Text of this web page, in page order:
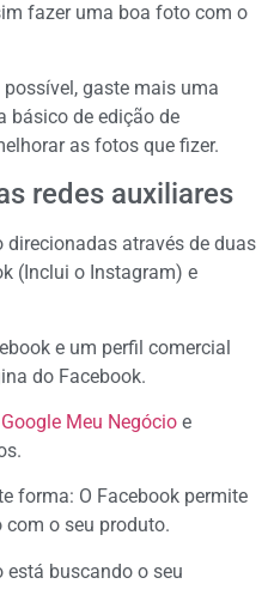
fazer uma boa foto com o
gaste mais uma
básico de edição de
as fotos que fizer.
redes auxiliares
direcionadas através de duas
(Inclui o Instagram) e
e um perfil comercial
do Facebook.
Google Meu Negócio e
forma: O Facebook permite
com o seu produto.
está buscando o seu